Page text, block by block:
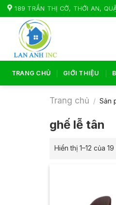
Skip
to
content
189 TRẦN THỊ CỜ, THỚI AN,
TRANG CHỦ GIỚI THIỆU
Trang chủ / Sản
ghế lễ tân
Hiển thị 1–12 của